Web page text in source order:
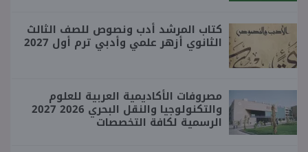
كتاب المرشد أدب ونصوص للصف الثالث
الثانوي أزهر علمي وأدبي ترم أول 2027
مصروفات الأكاديمية العربية للعلوم
والتكنولوجيا والنقل البحري 2026 2027
الرسمية لكافة التخصصات